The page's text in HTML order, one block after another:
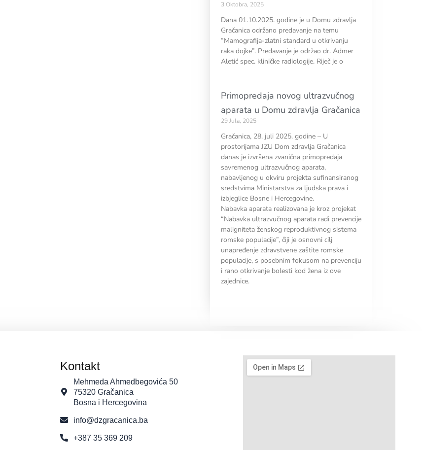
3 Oktobra, 2025
Dana 01.10.2025. godine je u Domu zdravlja
Gračanica održano predavanje na temu
“Mamografija-zlatni standard u otkrivanju
raka dojke”. Predavanje je održao dr. Admer
Aletić spec. kliničke radiologije. Riječ je o
Primopredaja novog ultrazvučnog
aparata u Domu zdravlja Gračanica
29 Jula, 2025
Gračanica, 28. juli 2025. godine – U
prostorijama JZU Dom zdravlja Gračanica
danas je izvršena zvanična primopredaja
savremenog ultrazvučnog aparata,
nabavljenog u okviru projekta sufinansiranog
sredstvima Ministarstva za ljudska prava i
izbjeglice Bosne i Hercegovine.
Nabavka aparata realizovana je kroz projekat
“Nabavka ultrazvučnog aparata radi prevencije
maligniteta ženskog reproduktivnog sistema
romske populacije”, čiji je osnovni cilj
unapređenje zdravstvene zaštite romske
populacije, s posebnim fokusom na prevenciju
i rano otkrivanje bolesti kod žena iz ove
zajednice.
Kontakt
Mehmeda Ahmedbegovića 50
75320 Gračanica
Bosna i Hercegovina
info@dzgracanica.ba
+387 35 369 209